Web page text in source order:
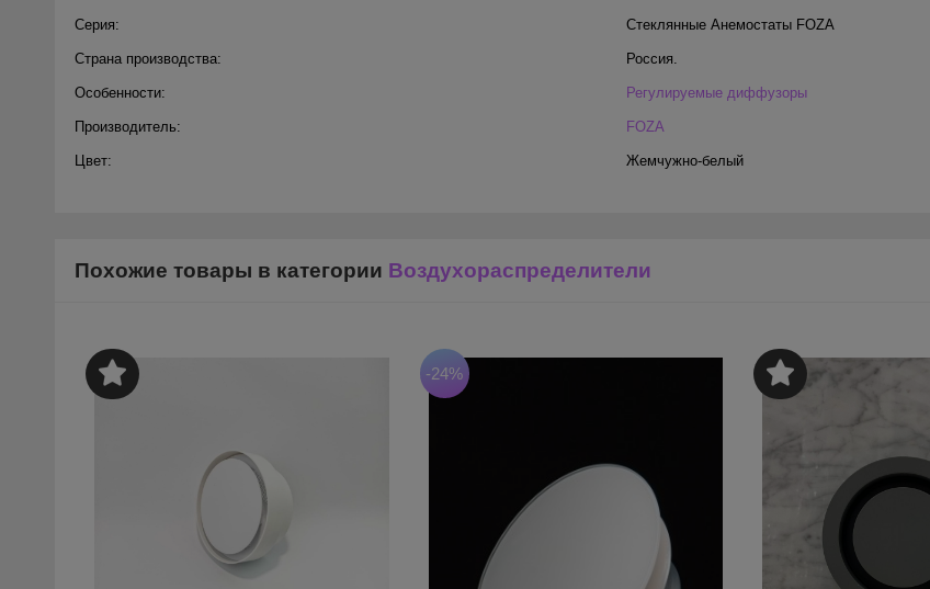
Серия: Стеклянные Анемостаты FOZA
Страна производства: Россия.
Особенности: Регулируемые диффузоры
Производитель: FOZA
Цвет: Жемчужно-белый
Похожие товары в категории Воздухораспределители
-24%